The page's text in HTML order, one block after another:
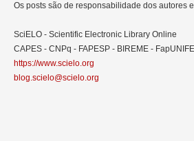
Os posts são de responsabilidade dos autores
SciELO - Scientific Electronic Library Online
CAPES - CNPq - FAPESP - BIREME -
https://www.scielo.org
blog.scielo@scielo.org